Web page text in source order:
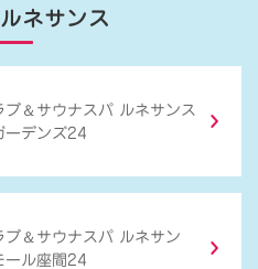
ネサンス
ブ ＆ サウナスパ ルネサンス
ーデンズ24
ブ ＆ サウナスパ ルネサン
ール座間24